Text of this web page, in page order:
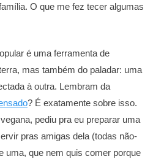
O que me fez tecer algumas
é uma ferramenta de
mas também do paladar: uma
à outra. Lembram da
? É exatamente sobre isso.
pediu pra eu preparar uma
pras amigas dela (todas não-
uma, que nem quis comer porque